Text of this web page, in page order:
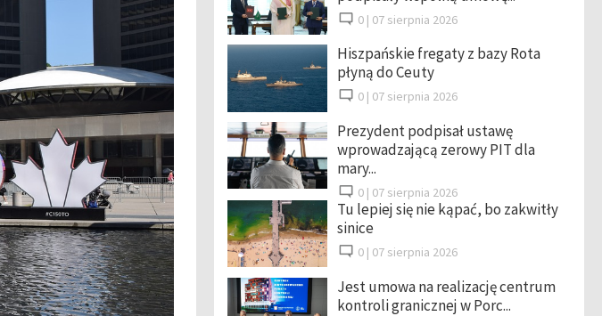
0 | 07 sierpnia 2026
Hiszpańskie fregaty z bazy Rota
płyną do Ceuty
0 | 07 sierpnia 2026
Prezydent podpisał ustawę
wprowadzającą zerowy PIT dla
mary...
0 | 07 sierpnia 2026
Tu lepiej się nie kąpać, bo zakwitły
sinice
0 | 07 sierpnia 2026
Jest umowa na realizację centrum
kontroli granicznej w Porc...